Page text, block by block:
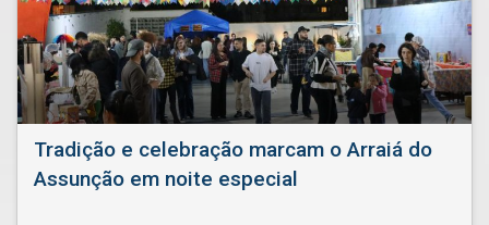
Tradição e celebração marcam o Arraiá do
Assunção em noite especial